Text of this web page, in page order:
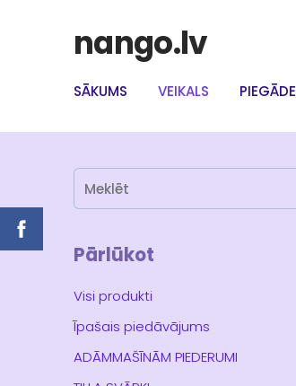
nango.lv
SĀKUMS VEIKALS PIEGĀDE
Pārlūkot
Visi produkti
Īpašais piedāvājums
ADĀMMAŠĪNĀM PIEDERUMI